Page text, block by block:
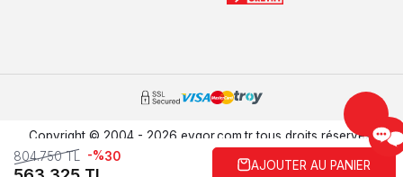
804.750TL -%30
AJOUTER AU PANIER
Copyright © 2004 - 2026 evgor.com.tr tous droits réservés.
E-Commerce .